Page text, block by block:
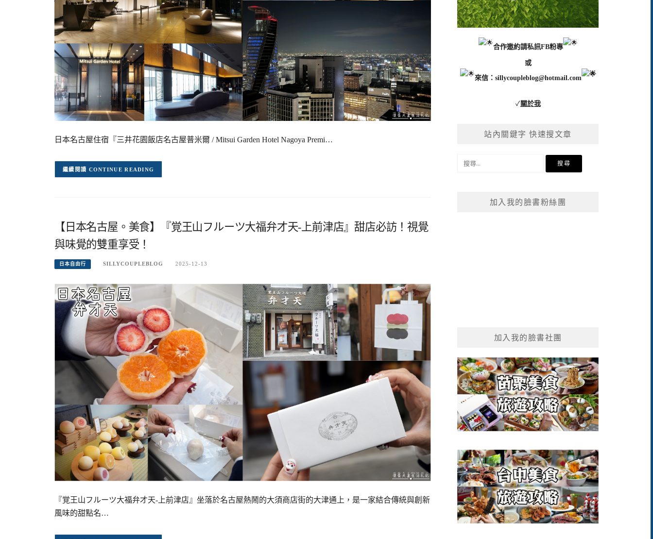
日本名古屋住宿『三井花園飯店名古屋普米爾 / Mitsui Garden Hotel Nagoya Premi…
CONTINUE READING
【日本名古屋。美食】『覚王山フルーツ大福弁才天-上前津店』甜店必訪！視覺
與味覺的雙重享受！
日本自由行 SILLYCOUPLEBLOG 2025-12-13
『覚王山フルーツ大福弁才天-上前津店』坐落於名古屋熱鬧的大須商店街的大津通上，是一家結合傳統與創新
風味的甜點名…
合作邀約請私訊FB粉專
或
來信： sillycoupleblog@hotmail.com
✓關於我
站內關鍵字 快速搜文章
加入我的臉書粉絲團
加入我的臉書社團